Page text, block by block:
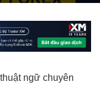
ngữ chuyên